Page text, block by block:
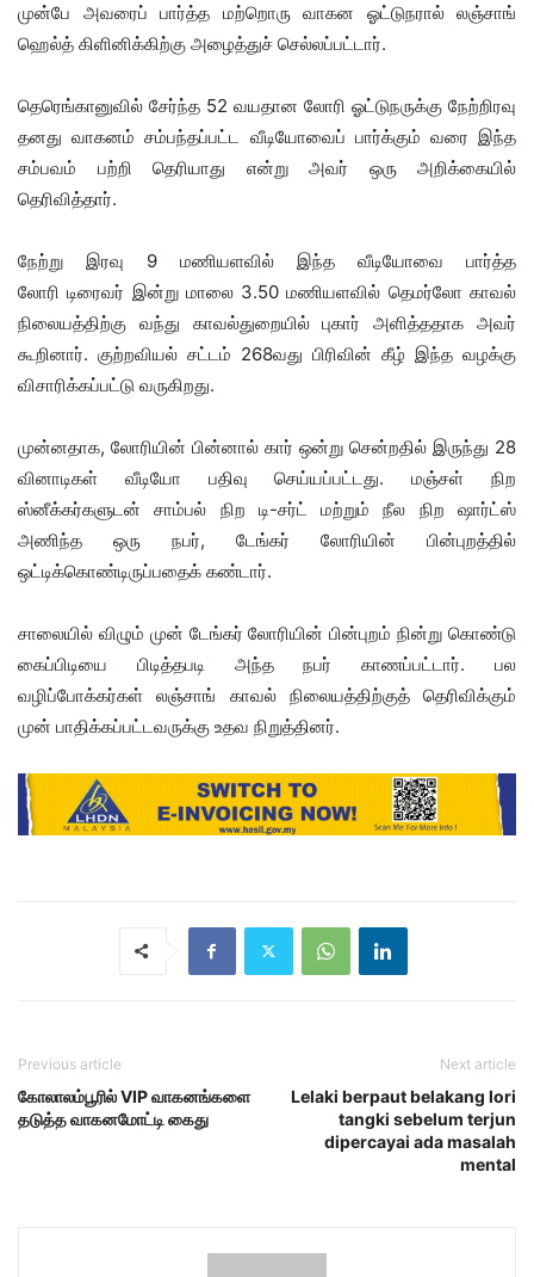
முன்பே அவரைப் பார்த்த மற்றொரு வாகன ஓட்டுநரால் லஞ்சாங்
ஹெல்த் கிளினிக்கிற்கு அழைத்துச் செல்லப்பட்டார்.
தெரெங்கானுவில் சேர்ந்த 52 வயதான லோரி ஓட்டுநருக்கு நேற்றிரவு
தனது வாகனம் சம்பந்தப்பட்ட வீடியோவைப் பார்க்கும் வரை இந்த
சம்பவம் பற்றி தெரியாது என்று அவர் ஒரு அறிக்கையில்
தெரிவித்தார்.
நேற்று இரவு 9 மணியளவில் இந்த வீடியோவை பார்த்த
லோரி டிரைவர் இன்று மாலை 3.50 மணியளவில் தெமர்லோ காவல்
நிலையத்திற்கு வந்து காவல்துறையில் புகார் அளித்ததாக அவர்
கூறினார். குற்றவியல் சட்டம் 268வது பிரிவின் கீழ் இந்த வழக்கு
விசாரிக்கப்பட்டு வருகிறது.
முன்னதாக, லோரியின் பின்னால் கார் ஒன்று சென்றதில் இருந்து 28
வினாடிகள் வீடியோ பதிவு செய்யப்பட்டது. மஞ்சள் நிற
ஸ்னீக்கர்களுடன் சாம்பல் நிற டி-சர்ட் மற்றும் நீல நிற ஷார்ட்ஸ்
அணிந்த ஒரு நபர், டேங்கர் லோரியின் பின்புறத்தில்
ஒட்டிக்கொண்டிருப்பதைக் கண்டார்.
சாலையில் விழும் முன் டேங்கர் லோரியின் பின்புறம் நின்று கொண்டு
கைப்பிடியை பிடித்தபடி அந்த நபர் காணப்பட்டார். பல
வழிப்போக்கர்கள் லஞ்சாங் காவல் நிலையத்திற்குத் தெரிவிக்கும்
முன் பாதிக்கப்பட்டவருக்கு உதவ நிறுத்தினர்.
Previous article
கோலாலம்பூரில் VIP வாகனங்களை
தடுத்த வாகனமோட்டி கைது
Next article
Lelaki berpaut belakang lori
tangki sebelum terjun
dipercayai ada masalah
mental